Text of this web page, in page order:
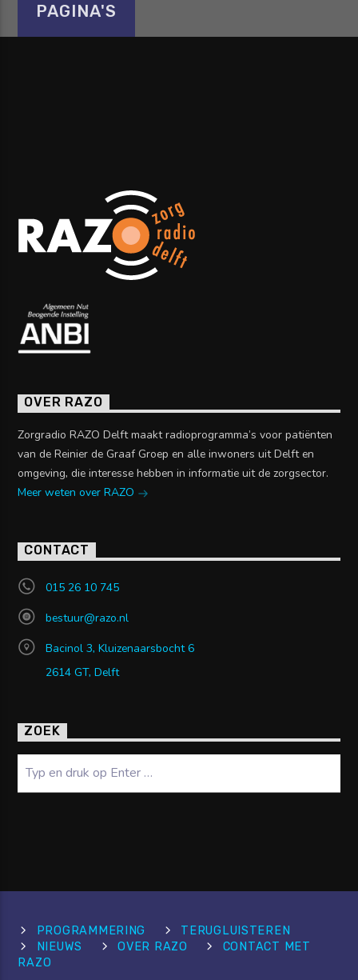
PAGINA'S
OVER RAZO
Zorgradio RAZO Delft maakt radioprogramma’s voor patiënten
van de Reinier de Graaf Groep en alle inwoners uit Delft en
omgeving, die interesse hebben in informatie uit de zorgsector.
Meer weten over RAZO
CONTACT
015 26 10 745
bestuur@razo.nl
Bacinol 3, Kluizenaarsbocht 6
2614 GT, Delft
ZOEK
PROGRAMMERING
TERUGLUISTEREN
NIEUWS
OVER RAZO
CONTACT MET
RAZO